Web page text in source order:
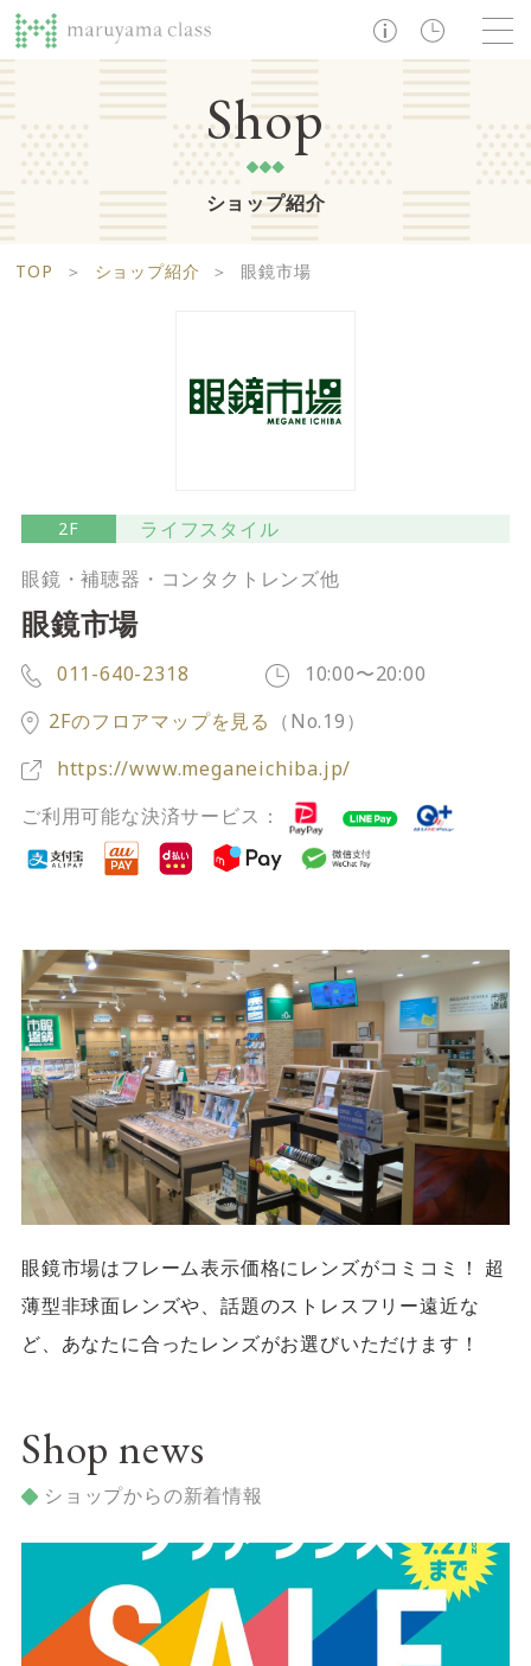
TOP
ショップ レストラン・カフェ ショップニュース
検索
Zooっと割
閉じる
Life support floor
ライフサポートフロア
Food boutique floor
営業時間 10:00 ~ 20:00
※一部店舗は営業時間が異なります。
2F Fashion & Life style floor
営業時間 10:00 ~ 20:00
3F Service & Beauty & Restaurant
営業時間 10:00 ~ 22:00
4F/5F Physical care floor
フィジカルケアフロア
営業時間 10:00 ~ 23:00
施設案内を見る
Shop
ショップ紹介
TOP ＞ ショップ紹介 ＞ 眼鏡市場
2F
ライフスタイル
眼鏡・補聴器・コンタクトレンズ他
眼鏡市場
011-640-2318
10:00〜20:00
2Fのフロアマップを見る （No.19）
https://www.meganeichiba.jp/
ご利用可能な決済サービス：
眼鏡市場はフレーム表示価格にレンズがコミコミ！ 超
薄型非球面レンズや、話題のストレスフリー遠近な
ど、あなたに合ったレンズがお選びいただけます！
Shop news
ショップからの新着情報